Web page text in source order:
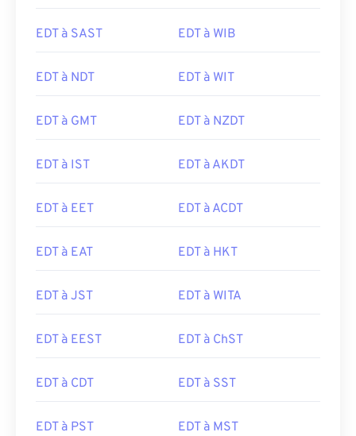
EDT à SAST EDT à WIB
EDT à NDT EDT à WIT
EDT à GMT EDT à NZDT
EDT à IST EDT à AKDT
EDT à EET EDT à ACDT
EDT à EAT EDT à HKT
EDT à JST EDT à WITA
EDT à EEST EDT à ChST
EDT à CDT EDT à SST
EDT à PST EDT à MST